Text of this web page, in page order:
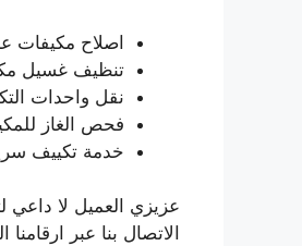
اصلاح مكيفات
تنظيف غسيل
نقل واحدات
فحص الغاز
خدمة تكييف
عزيزي العميل لا داعي
الاتصال بنا عبر